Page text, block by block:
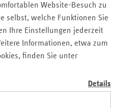
Website-Besuch zu
selbst, welche Funktionen Sie
Ihre Einstellungen jederzeit
Informationen, etwa zum
finden Sie unter
Details
Projekte mit einer
Euro. Auch mit dem
im Gesundheitsbereich,
nehme das Land
Akteure aus dem
ein,
Weg weiterzugehen“.